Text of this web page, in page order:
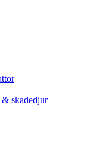
& skadedjur